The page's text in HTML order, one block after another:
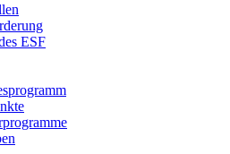
ESF